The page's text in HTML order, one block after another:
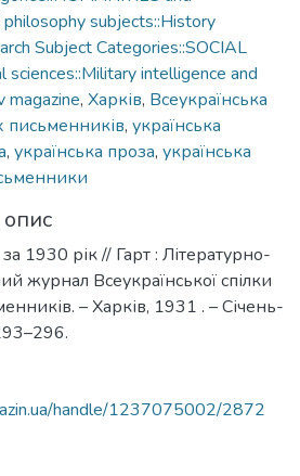
subjects::History
Subject Categories::SOCIAL
sciences::Military intelligence and
magazine, Харків, Всеукраїнська
письменників, українська
, українська проза, українська
опис
1930 рік // Гарт : Літературно-
журнал Всеукраїнської спілки
– Харків, 1931 . – Січень-
handle/1237075002/2872